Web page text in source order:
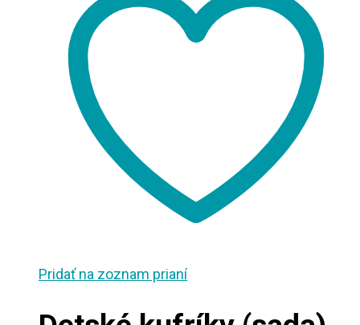
Pridať na zoznam prianí